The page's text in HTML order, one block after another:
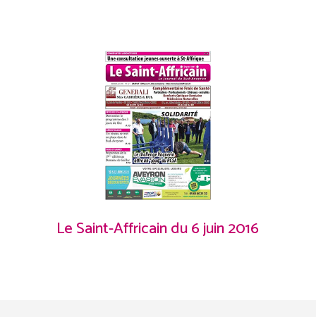
Le Saint-Affricain du 6 juin 2016